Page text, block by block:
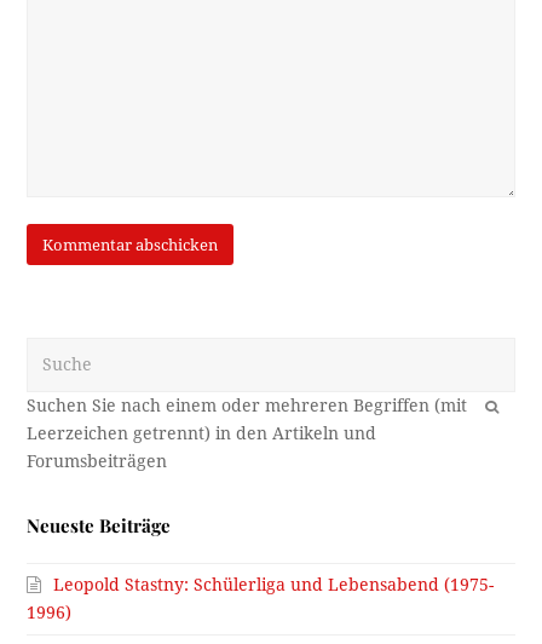
OK
Neueste Beiträge
Leopold Stastny: Schülerliga und Lebensabend (1975-
1996)